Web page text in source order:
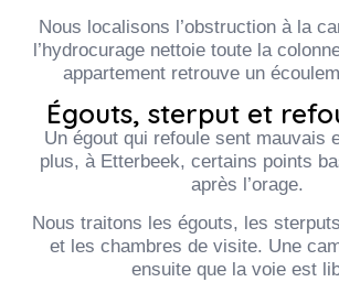
Nous localisons l’obstruction à la
l’hydrocurage nettoie toute la
appartement retrouve un
Égouts, sterput et
Un égout qui refoule sent mauvais
plus, à Etterbeek, certains points
après l’orage.
Nous traitons les égouts, les
et les chambres de visite. Une
ensuite que la voie est